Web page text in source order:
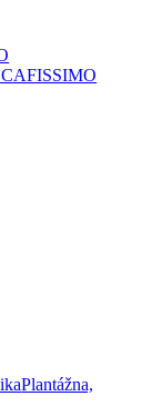
Plantážna,